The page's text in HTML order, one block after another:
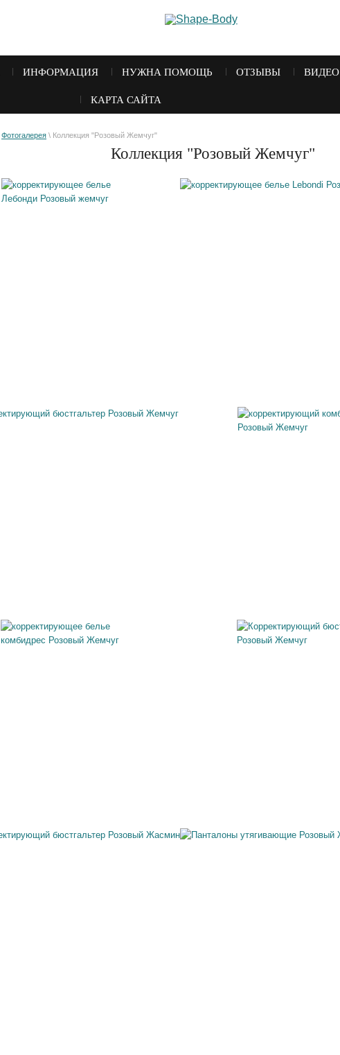
ИНФОРМАЦИЯ НУЖНА ПОМОЩЬ ОТЗЫВЫ ВИДЕО
КАРТА САЙТА
Фотогалерея \ Коллекция "Розовый Жемчуг"
Коллекция "Розовый Жемчуг"